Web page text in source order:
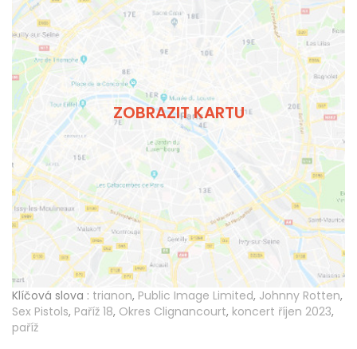
ZOBRAZIT KARTU
Klíčová slova : trianon, Public Image Limited, Johnny Rotten,
Sex Pistols, Paříž 18, Okres Clignancourt, koncert říjen 2023,
paříž